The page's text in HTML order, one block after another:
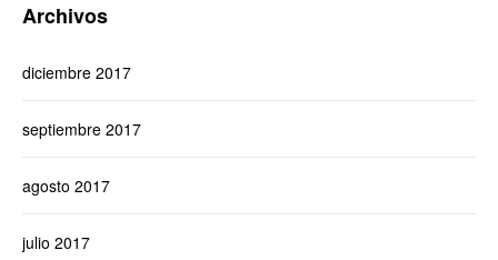
Archivos
diciembre 2017
septiembre 2017
agosto 2017
julio 2017